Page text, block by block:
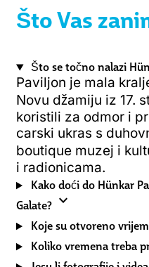
Što Vas
Što se točno nalazi
Paviljon je mala
Novu džamiju iz 17.
koristili za odmor i
carski ukras s
boutique muzej i
i radionicama.
Kako doći do Hünkar
Galate? expand_more
Koje su otvoreno
Koliko vremena treba